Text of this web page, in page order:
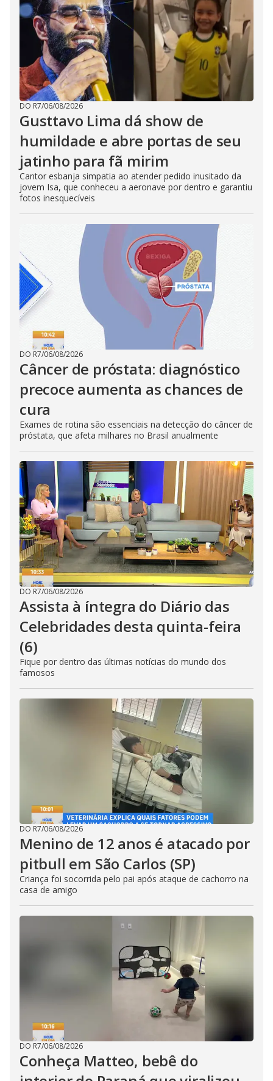
DO R7/06/08/2026
Gusttavo Lima dá show de
humildade e abre portas de seu
jatinho para fã mirim
Cantor esbanja simpatia ao atender pedido inusitado da
jovem Isa, que conheceu a aeronave por dentro e garantiu
fotos inesquecíveis
DO R7/06/08/2026
Câncer de próstata: diagnóstico
precoce aumenta as chances de
cura
Exames de rotina são essenciais na detecção do câncer de
próstata, que afeta milhares no Brasil anualmente
DO R7/06/08/2026
Assista à íntegra do Diário das
Celebridades desta quinta-feira
(6)
Fique por dentro das últimas notícias do mundo dos
famosos
DO R7/06/08/2026
Menino de 12 anos é atacado por
pitbull em São Carlos (SP)
Criança foi socorrida pelo pai após ataque de cachorro na
casa de amigo
DO R7/06/08/2026
Conheça Matteo, bebê do